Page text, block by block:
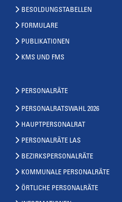
BESOLDUNGSTABELLEN
FORMULARE
PUBLIKATIONEN
KMS UND FMS
PERSONALRÄTE
PERSONALRATSWAHL 2026
HAUPTPERSONALRAT
PERSONALRÄTE LAS
BEZIRKSPERSONALRÄTE
KOMMUNALE PERSONALRÄTE
ÖRTLICHE PERSONALRÄTE